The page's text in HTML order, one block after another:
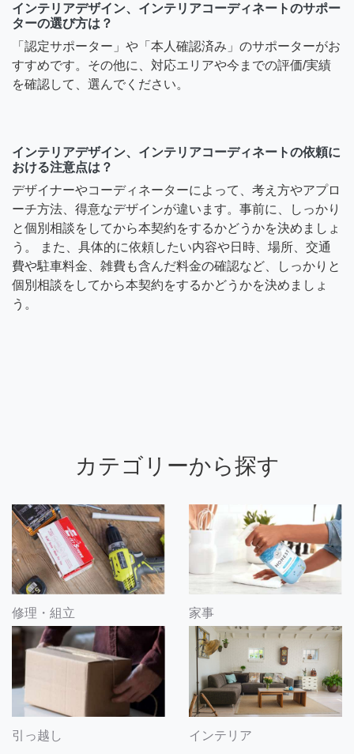
インテリアデザイン、インテリアコーディネートのサポー
ターの選び方は？
「認定サポーター」や「本人確認済み」のサポーターがお
すすめです。その他に、対応エリアや今までの評価/実績
を確認して、選んでください。
インテリアデザイン、インテリアコーディネートの依頼に
おける注意点は？
デザイナーやコーディネーターによって、考え方やアプロ
ーチ方法、得意なデザインが違います。事前に、しっかり
と個別相談をしてから本契約をするかどうかを決めましょ
う。 また、具体的に依頼したい内容や日時、場所、交通
費や駐車料金、雑費も含んだ料金の確認など、しっかりと
個別相談をしてから本契約をするかどうかを決めましょ
う。
カテゴリーから探す
修理・組立 家事
引っ越し インテリア